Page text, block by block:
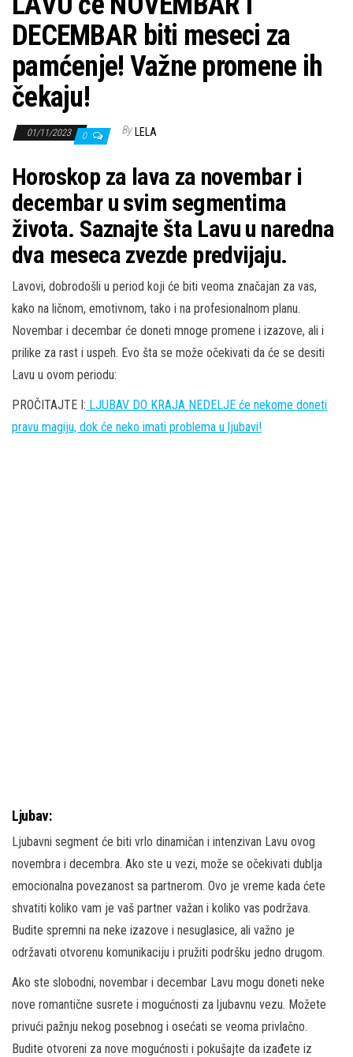
DECEMBAR biti meseci za
pamćenje! Važne promene ih
čekaju!
01/11/2023 0 By LELA
Horoskop za lava za novembar i
decembar u svim segmentima
života. Saznajte šta Lavu u naredna
dva meseca zvezde predvijaju.
Lavovi, dobrodošli u period koji će biti veoma značajan za vas,
kako na ličnom, emotivnom, tako i na profesionalnom planu.
Novembar i decembar će doneti mnoge promene i izazove, ali i
prilike za rast i uspeh. Evo šta se može očekivati da će se desiti
Lavu u ovom periodu:
PROČITAJTE I: LJUBAV DO KRAJA NEDELJE će nekome doneti
pravu magiju, dok će neko imati problema u ljubavi!
Ljubav:
Ljubavni segment će biti vrlo dinamičan i intenzivan Lavu ovog
novembra i decembra. Ako ste u vezi, može se očekivati dublja
emocionalna povezanost sa partnerom. Ovo je vreme kada ćete
shvatiti koliko vam je vaš partner važan i koliko vas podržava.
Budite spremni na neke izazove i nesuglasice, ali važno je
održavati otvorenu komunikaciju i pružiti podršku jedno drugom.
Ako ste slobodni, novembar i decembar Lavu mogu doneti neke
nove romantične susrete i mogućnosti za ljubavnu vezu. Možete
privući pažnju nekog posebnog i osećati se veoma privlačno.
Budite otvoreni za nove mogućnosti i pokušajte da izađete iz